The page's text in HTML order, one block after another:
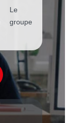
Le
groupe